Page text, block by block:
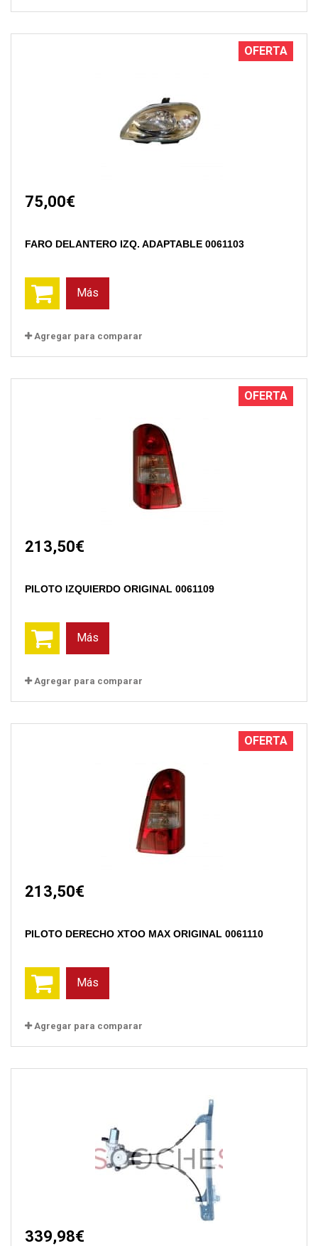
OFERTA
75,00€
FARO DELANTERO IZQ. ADAPTABLE 0061103
Más
Agregar para comparar
OFERTA
213,50€
PILOTO IZQUIERDO ORIGINAL 0061109
Más
Agregar para comparar
OFERTA
213,50€
PILOTO DERECHO XTOO MAX ORIGINAL 0061110
Más
Agregar para comparar
339,98€